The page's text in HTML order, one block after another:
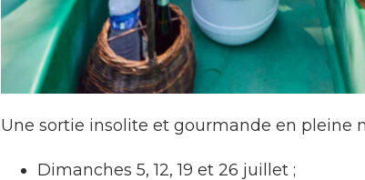
Une sortie insolite et gourmande en pleine
Dimanches 5, 12, 19 et 26 juillet ;